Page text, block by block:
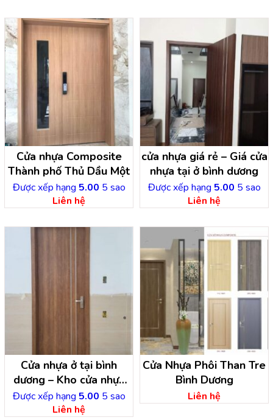
Cửa nhựa Composite
Thành phố Thủ Dầu Một
Được xếp hạng 5.00 5 sao
Liên hệ
cửa nhựa giá rẻ – Giá cửa
nhựa tại ở bình dương
Được xếp hạng 5.00 5 sao
Liên hệ
Cửa nhựa ở tại bình
dương – Kho cửa nhựa
vân gỗ
Được xếp hạng 5.00 5 sao
Liên hệ
Cửa Nhựa Phôi Than Tre
Bình Dương
Liên hệ